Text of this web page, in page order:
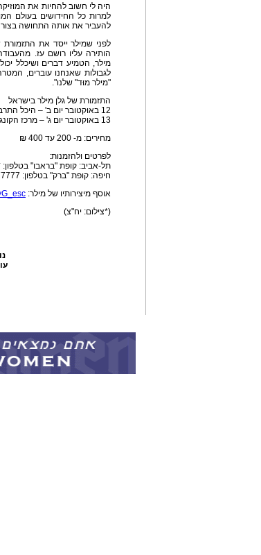
היה לי חשוב להחיות את
למרות כל החידושים בעולם
להעביר את אותה התחושה
לפני שמילר ייסד את התזמורת
הותירה עליו רושם עז.
מילר, הטמיע דברים ושיכלל
לגבולות שאנחנו עוברים,
"מילר מוּד" שלנו".
התזמורת של גלן מילר בישראל
12 באוקטובר יום ב' – היכל התרבות בתל אביב.
13 באוקטובר יום ג' – מרכז הקונגרסים חיפה.
מחירים: מ- 200 עד 400 ₪
לפרטים ולהזמנות:
תל-אביב: קופת "בראבו" בטלפון:
חיפה: קופת "ברק" בטלפון: 04-8377777
אוסף מיצירותיו של מילר:
(*צילום: יח"צ)